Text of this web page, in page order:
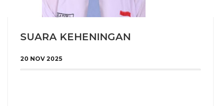
SUARA KEHENINGAN
20 NOV 2025